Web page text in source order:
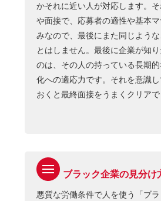
かそれに近い人が対応します。
や面接で、応募者の適性や基本
みなので、最後にまた同じよう
とはしません。最後に企業が知
のは、その人の持っている長期
化への適応力です。それを意識
おくと最終面接をうまくクリアで
ブラック企業の見分け
悪質な労働条件で人を使う「ブ